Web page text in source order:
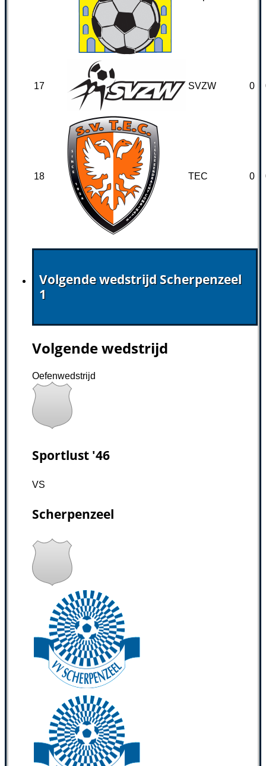
17 SVZW 0
18 TEC 0
Volgende wedstrijd Scherpenzeel
1
Volgende wedstrijd
Oefenwedstrijd
Sportlust '46
VS
Scherpenzeel